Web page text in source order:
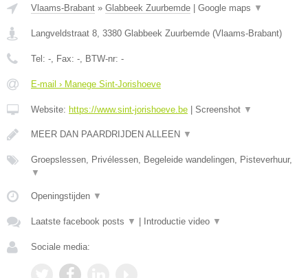
Vlaams-Brabant » Glabbeek Zuurbemde Google maps ▼
Langveldstraat 8, 3380 Glabbeek Zuurbemde (Vlaams-Brabant)
Tel: -, Fax: -, BTW-nr: -
E-mail › Manege Sint-Jorishoeve
Website: https://www.sint-jorishoeve.be Screenshot ▼
MEER DAN PAARDRIJDEN ALLEEN ▼
Groepslessen, Privélessen, Begeleide wandelingen, Pisteverhuur,
▼
Openingstijden ▼
Laatste facebook posts ▼ Introductie video ▼
Sociale media: